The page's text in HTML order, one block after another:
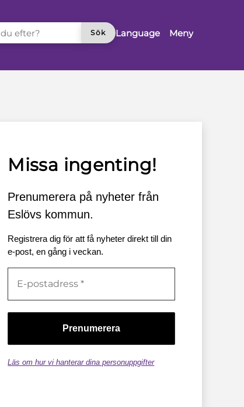
EFTER?
Sök
Language Meny
Missa ingenting!
Prenumerera på nyheter från
Eslövs kommun.
Registrera dig för att få nyheter direkt till din
e-post, en gång i veckan.
Läs om hur vi hanterar dina personuppgifter